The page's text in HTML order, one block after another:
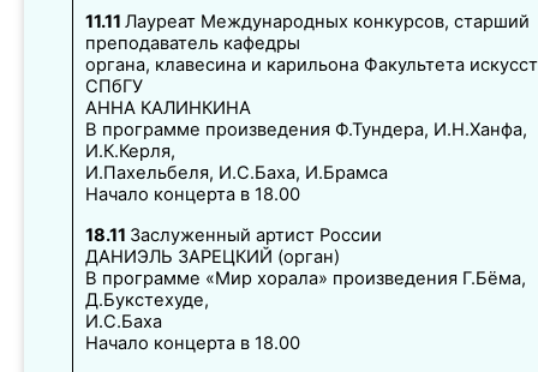
11.11 Лауреат Международных конкурсов, старший
преподаватель кафедры
органа, клавесина и карильона Факультета
СПбГУ
АННА КАЛИНКИНА
В программе произведения Ф.Тундера, И.Н.Ханфа,
И.К.Керля,
И.Пахельбеля, И.С.Баха, И.Брамса
Начало концерта в 18.00
18.11 Заслуженный артист России
ДАНИЭЛЬ ЗАРЕЦКИЙ (орган)
В программе «Мир хорала» произведения Г.Бёма,
Д.Букстехуде,
И.С.Баха
Начало концерта в 18.00